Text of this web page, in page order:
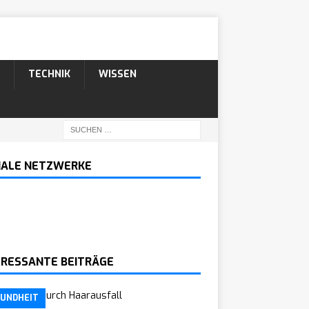
TECHNIK WISSEN
NETZWERKE
BEITRÄGE